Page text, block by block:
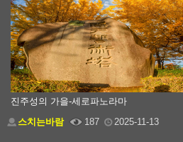
진주성의 가을-세로파노라마
스치는바람
187 2025-11-13